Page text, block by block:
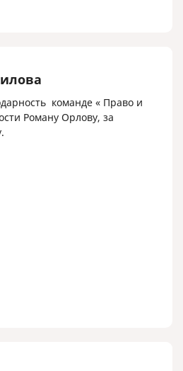
команде « Право и
Роману Орлову, за